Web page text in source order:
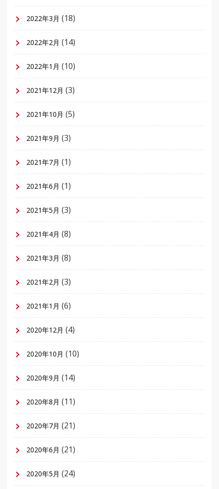
2022年3月 (18)
2022年2月 (14)
2022年1月 (10)
2021年12月 (3)
2021年10月 (5)
2021年9月 (3)
2021年7月 (1)
2021年6月 (1)
2021年5月 (3)
2021年4月 (8)
2021年3月 (8)
2021年2月 (3)
2021年1月 (6)
2020年12月 (4)
2020年10月 (10)
2020年9月 (14)
2020年8月 (11)
2020年7月 (21)
2020年6月 (21)
2020年5月 (24)